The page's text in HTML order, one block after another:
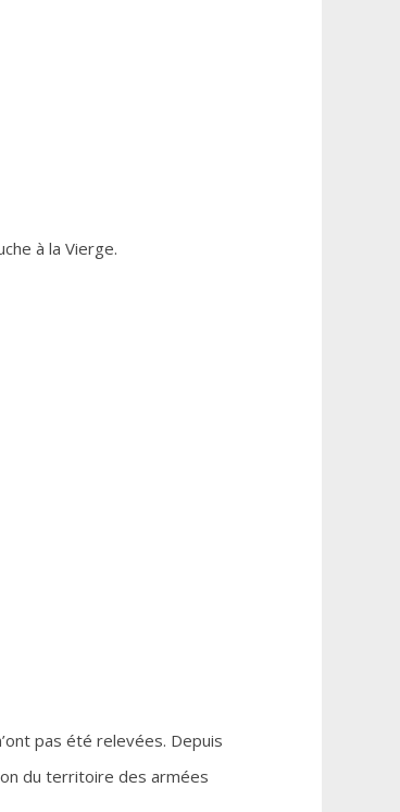
à la Vierge.
pas été relevées. Depuis
du territoire des armées